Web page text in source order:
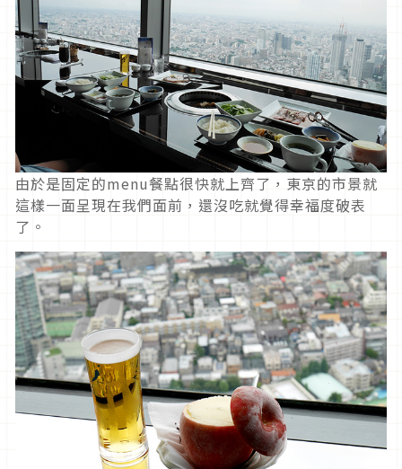
由於是固定的menu餐點很快就上齊了，東京的市景就
這樣一面呈現在我們面前，還沒吃就覺得幸福度破表
了。